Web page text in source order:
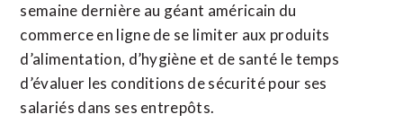
semaine dernière au géant américain du
commerce en ligne de se limiter aux produits
d’alimentation, d’hygiène et de santé le temps
d’évaluer les conditions de sécurité pour ses
salariés dans ses entrepôts.